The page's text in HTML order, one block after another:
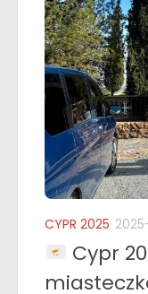
CYPR 2025
Cypr